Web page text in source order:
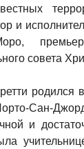
и
премьер-
совета
родился
Сан-
и